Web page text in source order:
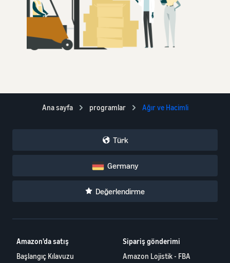
Ana sayfa programlar Ağır ve Hacimli
Türk
Germany
Değerlendirme
Amazon'da satış
Başlangıç Kılavuzu
Sipariş gönderimi
Amazon Lojistik - FBA